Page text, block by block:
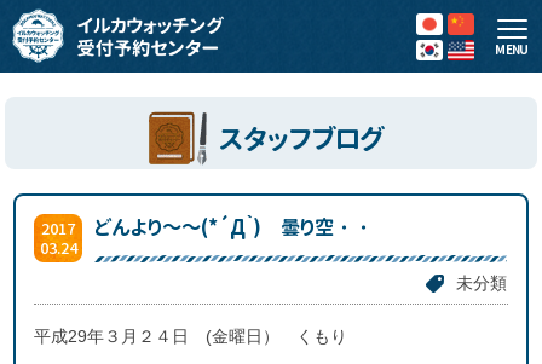
MENU
スタッフブログ
2017
03.24
どんより～～(*´Д｀) 曇り空・・
未分類
平成29年３月２４日 (金曜日） くもり